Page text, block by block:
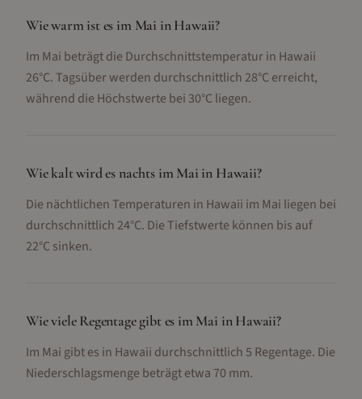
Wie warm ist es im Mai in Hawaii?
Im Mai beträgt die Durchschnittstemperatur in Hawaii
26°C. Tagsüber werden durchschnittlich 28°C erreicht,
während die Höchstwerte bei 30°C liegen.
Wie kalt wird es nachts im Mai in Hawaii?
Die nächtlichen Temperaturen in Hawaii im Mai liegen bei
durchschnittlich 24°C. Die Tiefstwerte können bis auf
22°C sinken.
Wie viele Regentage gibt es im Mai in Hawaii?
Im Mai gibt es in Hawaii durchschnittlich 5 Regentage. Die
Niederschlagsmenge beträgt etwa 70 mm.